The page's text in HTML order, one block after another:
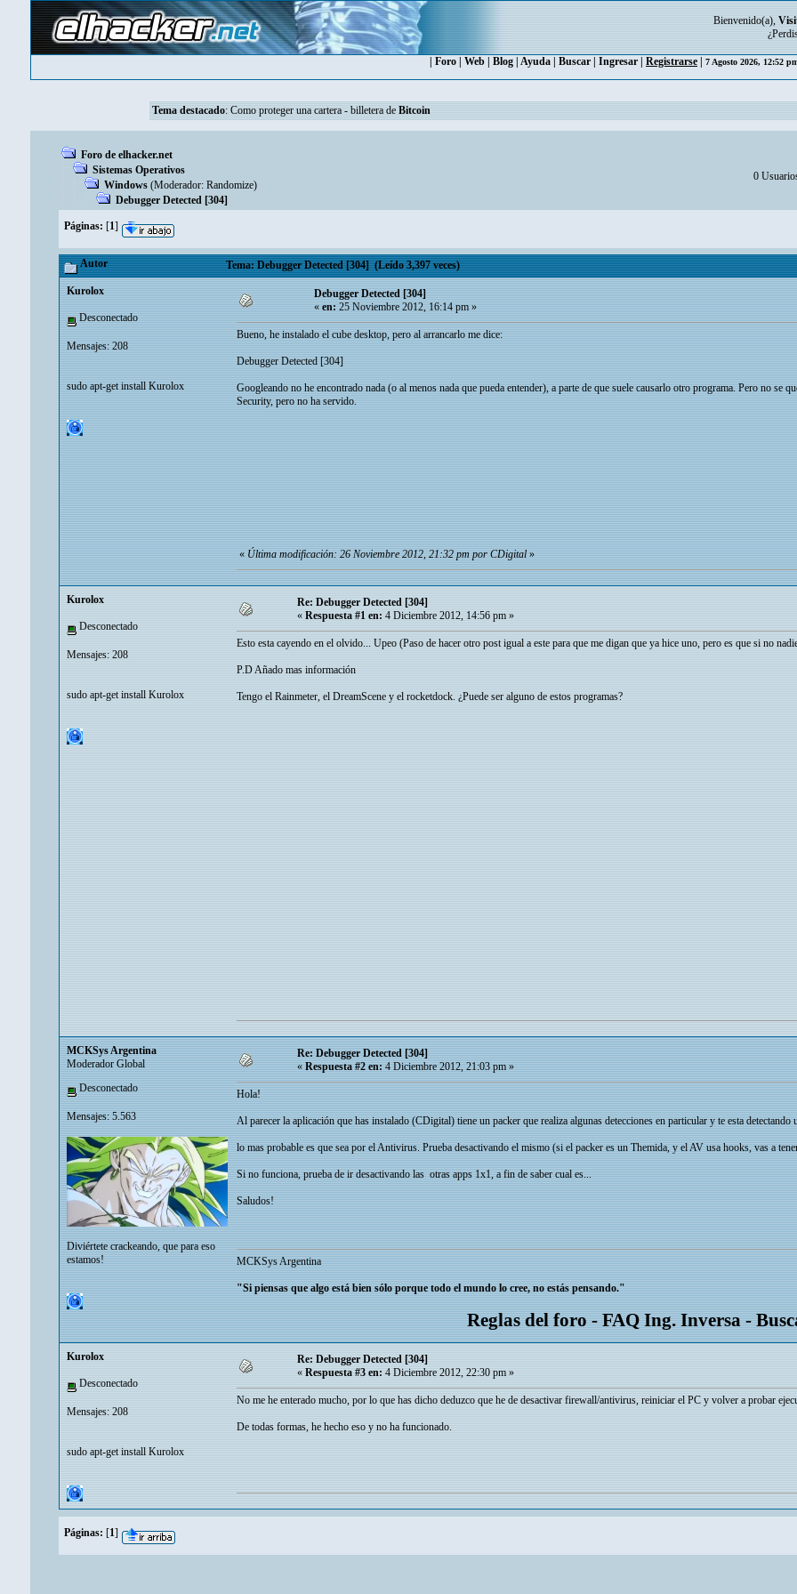
Bienvenido(a),
Foro Web Blog Ayuda Buscar Ingresar Registrarse 7 Agosto 2026, 12:52
Tema destacado: Como proteger una cartera - billetera de Bitcoin
Foro de elhacker.net
Sistemas Operativos
Windows (Moderador: Randomize)
Debugger Detected [304]
0
Páginas: [1]
Autor Tema: Debugger Detected [304] (Leído 3,397 veces)
Kurolox
Desconectado
Mensajes: 208
sudo apt-get install Kurolox
Debugger Detected [304]
«en:25 Noviembre 2012, 16:14 pm »
Bueno, he instalado el cube desktop, pero al arrancarlo me dice:
Debugger Detected [304]
Googleando no he encontrado nada (o al menos nada que pueda entender), a parte de que suele causarlo otro programa. Pero no se
Security, pero no ha servido.
«Última modificación: 26 Noviembre 2012, 21:32 pm por CDigital»
Kurolox
Desconectado
Mensajes: 208
sudo apt-get install Kurolox
Re: Debugger Detected [304]
« Respuesta #1 en: 4 Diciembre 2012, 14:56 pm »
Esto esta cayendo en el olvido... Upeo (Paso de hacer otro post igual a este para que me digan que ya hice uno, pero es que si no
P.D Añado mas información
Tengo el Rainmeter, el DreamScene y el rocketdock. ¿Puede ser alguno de estos programas?
MCKSys Argentina
Moderador Global
Desconectado
Mensajes: 5.563
Diviértete crackeando, que para eso
estamos!
Re: Debugger Detected [304]
«Respuesta #2 en:4 Diciembre 2012, 21:03 pm »
Hola!
Al parecer la aplicación que has instalado (CDigital) tiene un packer que realiza algunas detecciones en particular y te esta
lo mas probable es que sea por el Antivirus. Prueba desactivando el mismo (si el packer es un Themida, y el AV usa hooks, vas a
Si no funciona, prueba de ir desactivando las otras apps 1x1, a fin de saber cual es...
Saludos!
MCKSys Argentina
"Si piensas que algo está bien sólo porque todo el mundo lo cree, no estás pensando."
Reglas del foro-FAQ Ing. Inversa-
Kurolox
Desconectado
Mensajes: 208
sudo apt-get install Kurolox
Re: Debugger Detected [304]
« Respuesta #3 en: 4 Diciembre 2012, 22:30 pm »
No me he enterado mucho, por lo que has dicho deduzco que he de desactivar firewall/antivirus, reiniciar el PC y volver a probar
De todas formas, he hecho eso y no ha funcionado.
Páginas: [1]